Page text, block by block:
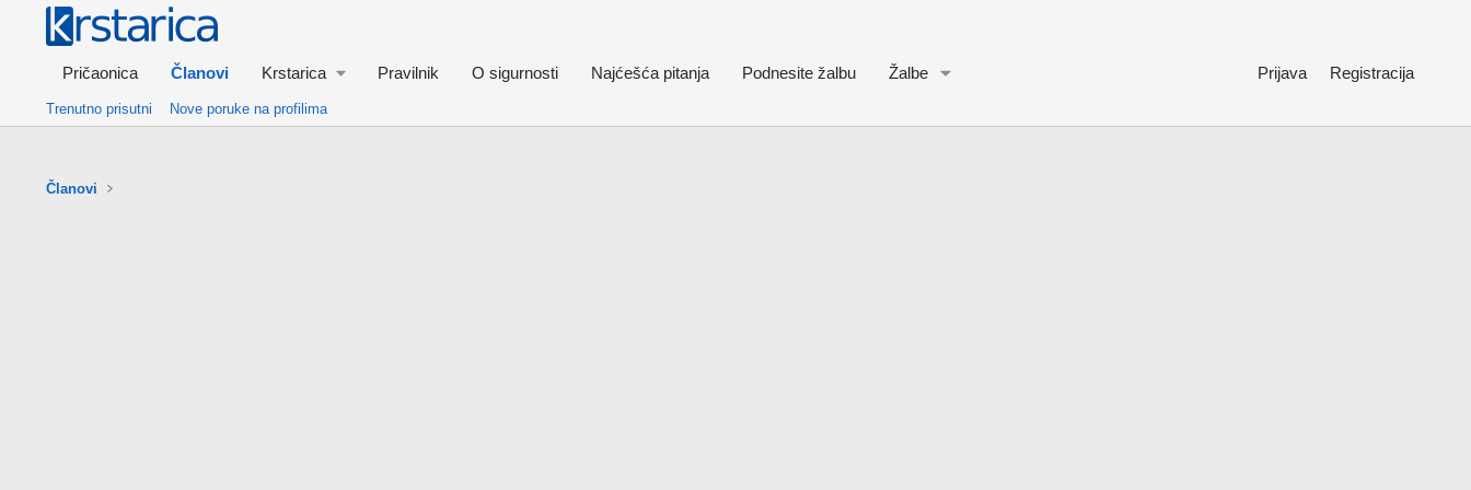
Pričaonica Članovi Krstarica Pravilnik O sigurnosti Najćešća pitanja Podnesite žalbu Žalbe Prijava Registracija
Trenutno prisutni Nove poruke na profilima
Članovi